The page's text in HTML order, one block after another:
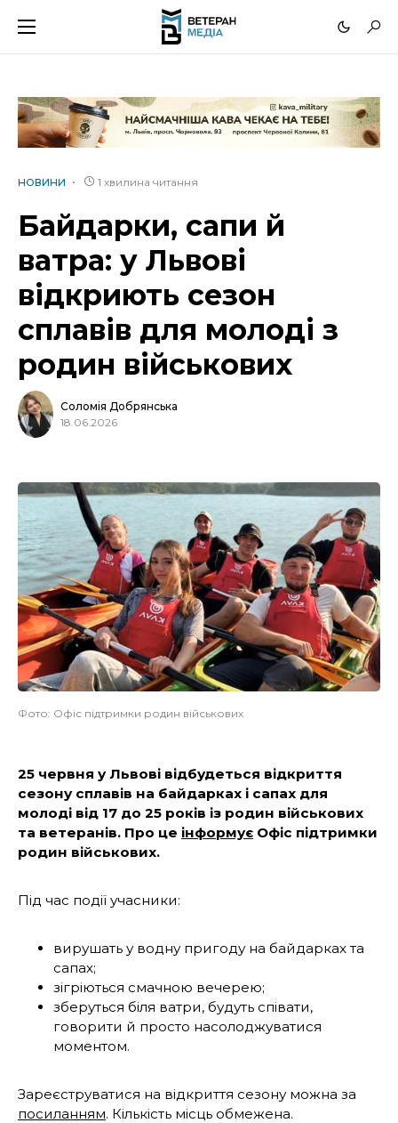
НОВИНИ 1 хвилина читання
Байдарки, сапи й
ватра: у Львові
відкриють сезон
сплавів для молоді з
родин військових
Соломія Добрянська
18.06.2026
Фото: Офіс підтримки родин військових
25 червня у Львові відбудеться відкриття
сезону сплавів на байдарках і сапах для
молоді від 17 до 25 років із родин військових
та ветеранів. Про це інформує Офіс підтримки
родин військових.
Під час події учасники:
вирушать у водну пригоду на байдарках та
сапах;
зігріються смачною вечерею;
зберуться біля ватри, будуть співати,
говорити й просто насолоджуватися
моментом.
Зареєструватися на відкриття сезону можна за
посиланням. Кількість місць обмежена.